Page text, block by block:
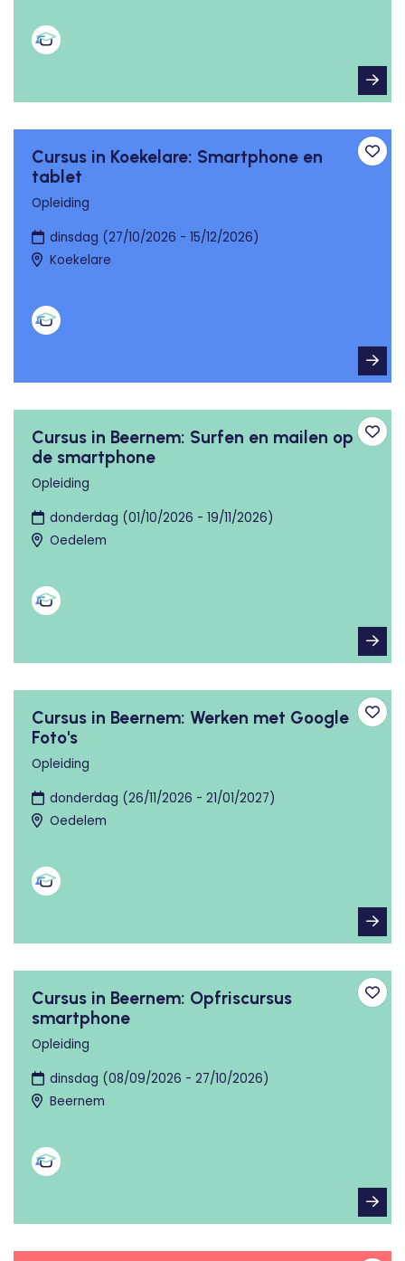
Cursus in Koekelare: Smartphone en
tablet
Opleiding
dinsdag (27/10/2026 - 15/12/2026)
Koekelare
Cursus in Beernem: Surfen en mailen op
de smartphone
Opleiding
donderdag (01/10/2026 - 19/11/2026)
Oedelem
Cursus in Beernem: Werken met Google
Foto's
Opleiding
donderdag (26/11/2026 - 21/01/2027)
Oedelem
Cursus in Beernem: Opfriscursus
smartphone
Opleiding
dinsdag (08/09/2026 - 27/10/2026)
Beernem